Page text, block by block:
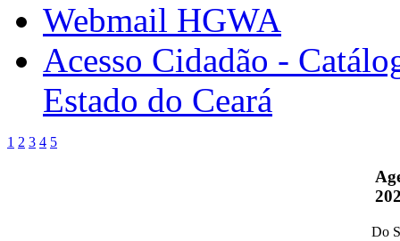
Webmail HGWA
Acesso Cidadão -
Estado do Ceará
1 2 3 4 5
Do